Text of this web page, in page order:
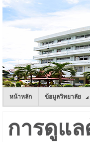
หน้าหลัก ข้อมูลวิทยาลัย
การดูแล